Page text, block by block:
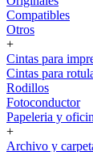
Compatibles
Otros
+
Cintas para
Cintas para
Rodillos
Fotoconductor
Papeleria y
+
Archivo y